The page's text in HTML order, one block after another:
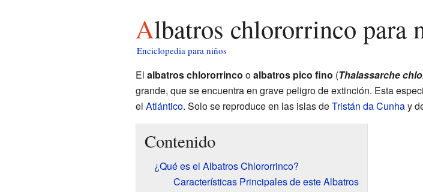
Albatros chlororrinco para
Enciclopedia para niños
El albatros chlororrinco oalbatros pico fino (Thalassarche
grande, que se encuentra en grave peligro de extinción. Esta
el Atlántico. Solo se reproduce en las islas deTristán da Cunhay
Contenido
¿Qué es el Albatros Chlororrinco?
Características Principales de este Albatros